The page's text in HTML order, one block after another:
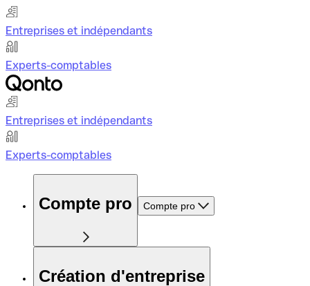
Entreprises et indépendants
Experts-comptables
Entreprises et indépendants
Experts-comptables
Compte pro Compte pro
Création d'entreprise